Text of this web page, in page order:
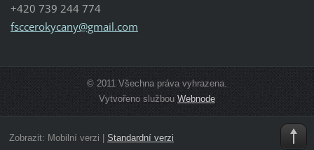
+420 739 244 774
fsccerokycany@gmail.com
© 2011 Všechna práva vyhrazena.
Vytvořeno službou Webnode
Zobrazit: Mobilní verzi Standardní verzi